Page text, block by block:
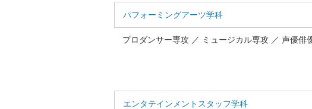
パフォーミングアーツ学科
プロダンサー専攻 ／ ミュージカル専攻 ／ 声優俳
エンタテインメントスタッフ学科